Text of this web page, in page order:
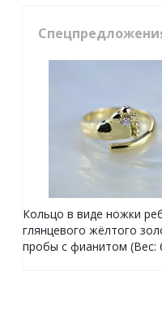
Кольцо в виде ножки
глянцевого жёлтого
пробы с фианитом (Вес: